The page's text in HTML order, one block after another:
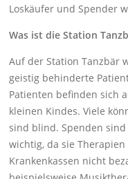
Loskäufer und Spender
Was ist die Station
Auf der Station Tanzbär
geistig behinderte
Patienten befinden sich
kleinen Kindes. Viele
sind blind. Spenden
wichtig, da sie
Krankenkassen nicht